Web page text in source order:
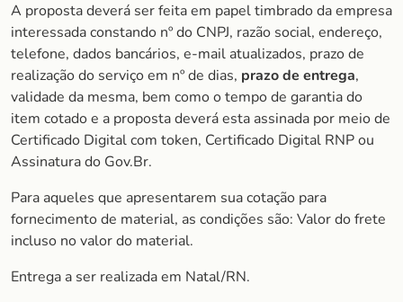
A proposta deverá ser feita em papel timbrado da empresa
interessada constando nº do CNPJ, razão social, endereço,
telefone, dados bancários, e-mail atualizados, prazo de
realização do serviço em nº de dias, prazo de entrega,
validade da mesma, bem como o tempo de garantia do
item cotado e a proposta deverá esta assinada por meio de
Certificado Digital com token, Certificado Digital RNP ou
Assinatura do Gov.Br.
Para aqueles que apresentarem sua cotação para
fornecimento de material, as condições são: Valor do frete
incluso no valor do material.
Entrega a ser realizada em Natal/RN.